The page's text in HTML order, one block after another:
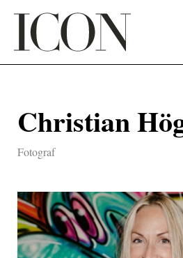
innehåll
Christian
Fotograf